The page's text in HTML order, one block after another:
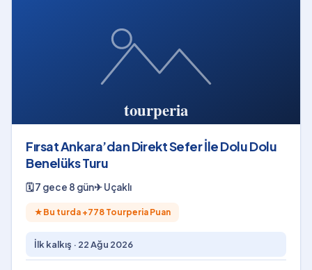
Fırsat Ankara’dan Direkt Sefer İle Dolu Dolu
Benelüks Turu
🗓7 gece 8 gün✈Uçaklı
★ Bu turda +778 Tourperia Puan
İlk kalkış · 22 Ağu 2026